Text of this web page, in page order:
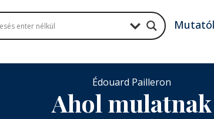
Édouard Pailleron
Ahol mulatnak